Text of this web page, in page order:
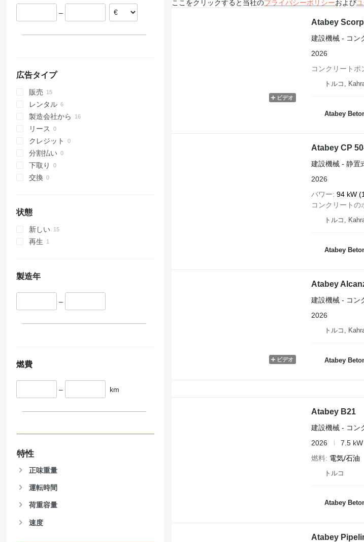
313
316
318
319
320
321
322
323
324
325
336
340
350
365
906
907
908
914
436
457
8018
8025
8026
8030
8035
CT
JS
JZ
VMT
Vibromax
3394
E-series
Pecolift
R-series
Toucan
XS
–
広告タイプ
販売
レンタル
製造会社から
リース
クレジット
分割払い
下取り
交換
状態
新しい
再生
製造年
–
燃費
– km
特性
正味重量
運転時間
荷重容量
速度
ここをクリックすると当社のプライバシーポリシーおよび
ビデオ
Atabey
建設機械 - コン
2026
コンクリートポ
トルコ,
Atabey
Atabey CP
建設機械 - 静置
2026
パワー 94 kW
コンクリートの
トルコ,
Atabey
ビデオ
Atabey
建設機械 - コン
2026
トルコ,
Atabey
Atabey B21
建設機械 - コン
2026
7.5
燃料 電気/石油
トルコ
Atabey
Atabey